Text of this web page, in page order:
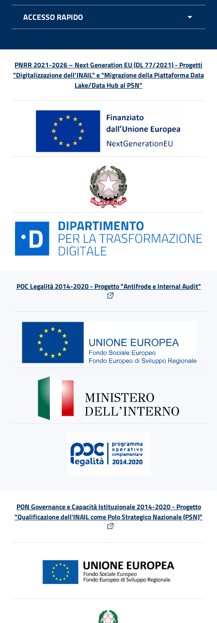
ACCESSO RAPIDO
PNRR 2021-2026 – Next Generation EU (DL 77/2021) - Progetti
"Digitalizzazione dell’INAIL" e "Migrazione della Piattaforma Data
Lake/Data Hub al PSN"
POC Legalità 2014-2020 - Progetto "Antifrode e Internal Audit"
PON Governance e Capacità Istituzionale 2014-2020 - Progetto
"Qualificazione dell'INAIL come Polo Strategico Nazionale (PSN)"